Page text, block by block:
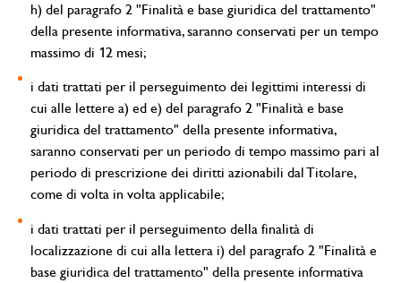
h) del paragrafo 2 "Finalità e base giuridica del trattamento"
della presente informativa, saranno conservati per un tempo
massimo di 12 mesi;
i dati trattati per il perseguimento dei legittimi interessi di
cui alle lettere a) ed e) del paragrafo 2 "Finalità e base
giuridica del trattamento" della presente informativa,
saranno conservati per un periodo di tempo massimo pari al
periodo di prescrizione dei diritti azionabili dal Titolare,
come di volta in volta applicabile;
i dati trattati per il perseguimento della finalità di
localizzazione di cui alla lettera i) del paragrafo 2 "Finalità e
base giuridica del trattamento" della presente informativa